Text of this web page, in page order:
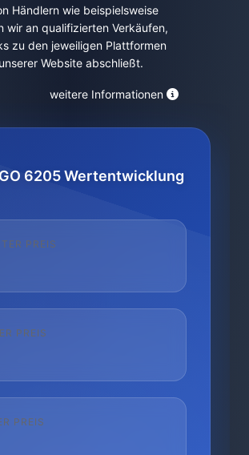
Händlern wie beispielsweise
wir an qualifizierten Verkäufen,
zu den jeweiligen Plattformen
Website abschließt.
weitere Informationen
6205 Wertentwicklung
PREIS
PREIS
PREIS